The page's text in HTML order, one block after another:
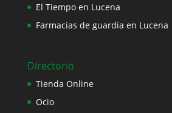
El Tiempo en Lucena
Farmacias de guardia en Lucena
Directorio
Tienda Online
Ocio